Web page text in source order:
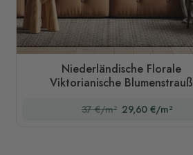
Niederländische Florale
Viktorianische Blumenstrauß
37 €/m² 29,60 €/m²